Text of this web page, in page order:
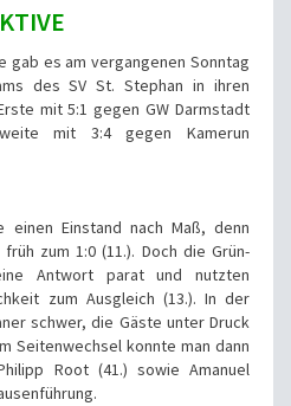
gab es am vergangenen Sonntag
des SV St. Stephan in ihren
mit 5:1 gegen GW Darmstadt
mit 3:4 gegen Kamerun
einen Einstand nach Maß, denn
zum 1:0 (11.). Doch die Grün-
Antwort parat und nutzten
zum Ausgleich (13.). In der
schwer, die Gäste unter Druck
Seitenwechsel konnte man dann
Root (41.) sowie Amanuel